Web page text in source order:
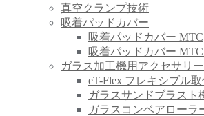
真空クランプ技術
吸着パッドカバー
吸着パッドカバー MTC
吸着パッドカバー MTC
ガラス加工機用アクセサリー
eT-Flex フレキシブル
ガラスサンドブラスト
ガラスコンベアローラ